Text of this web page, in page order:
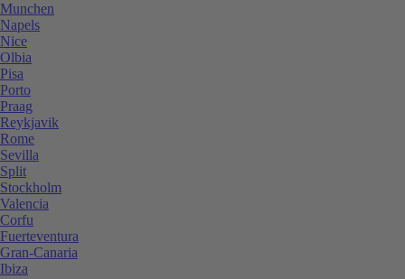
Munchen
Napels
Nice
Olbia
Pisa
Porto
Praag
Reykjavik
Rome
Sevilla
Split
Stockholm
Valencia
Corfu
Fuerteventura
Gran-Canaria
Ibiza